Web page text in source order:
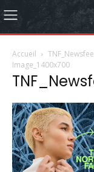
Accueil
Image_1400x700